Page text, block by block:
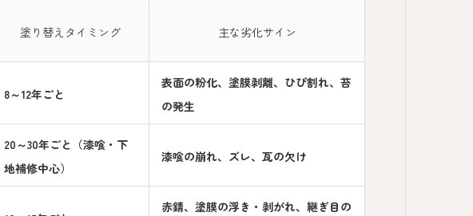
塗り替えタイミング 主な劣化サイン
8～12年ごと
表面の粉化、塗膜剥離、ひび割れ、苔
の発生
20～30年ごと（漆喰・下
地補修中心）
漆喰の崩れ、ズレ、瓦の欠け
赤錆、塗膜の浮き・剥がれ、継ぎ目の